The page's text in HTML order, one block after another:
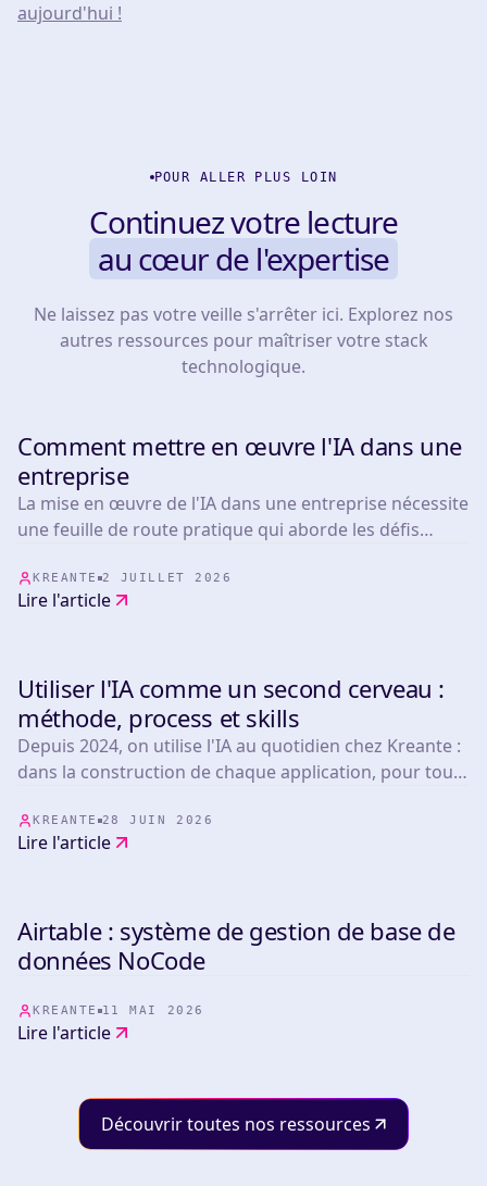
aujourd'hui !
POUR ALLER PLUS LOIN
Continuez votre lecture
au cœur de l'expertise
Ne laissez pas votre veille s'arrêter ici. Explorez nos
autres ressources pour maîtriser votre stack
technologique.
Comment mettre en œuvre l'IA dans une
entreprise
La mise en œuvre de l'IA dans une entreprise nécessite
une feuille de route pratique qui aborde les défis
KREANTE 2 JUILLET 2026
Lire l'article
Utiliser l'IA comme un second cerveau :
méthode, process et skills
Depuis 2024, on utilise l'IA au quotidien chez Kreante :
dans la construction de chaque application, pour tous
développe embarquent de l'IA ou non, toute l'équipe
bénéficie de notre maîtrise de ces outils.
KREANTE 28 JUIN 2026
Lire l'article
Airtable : système de gestion de base de
données NoCode
KREANTE 11 MAI 2026
Lire l'article
Découvrir toutes nos ressources